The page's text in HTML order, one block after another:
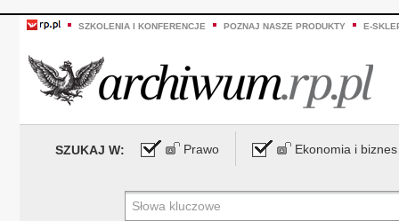
SZKOLENIA I KONFERENCJE POZNAJ NASZE PRODUKTY E-
SZUKAJ W: Prawo Ekonomia i biznes